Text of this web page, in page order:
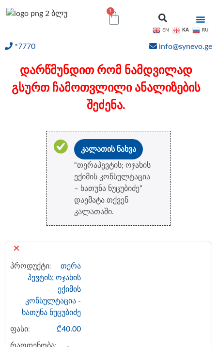
1
*7770 info@synevo.ge
დარწმუნდით რომ ნამდვილად
გსურთ ჩამოთვლილი ანალიზების
შეძენა.
“თერაპევტის; ოჯახის
ექიმის კონსულტაცია
– ხათუნა ნუცუბიძე”
დაემატა თქვენ
კალათაში.
კალათის ნახვა
×
თერა
პევტის; ოჯახის
ექიმის
კონსულტაცია -
ხათუნა ნუცუბიძე
₾40.00
EN KA RU